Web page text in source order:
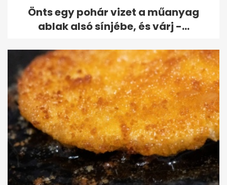
Önts egy pohár vizet a műanyag
ablak alsó sínjébe, és várj -...